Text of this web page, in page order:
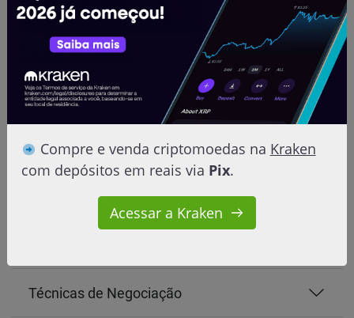
Aprender
Técnicas de Negociação
Compre e venda criptomoedas na Kraken
com depósitos em reais via Pix.
Acessar a Kraken